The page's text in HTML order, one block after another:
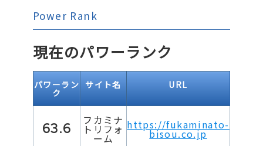
Power Rank
現在のパワーランク
パワーラン
ク
サイト名 URL
63.6
フカミナ
トリフォ
ーム
https://fukaminato-
bisou.co.jp